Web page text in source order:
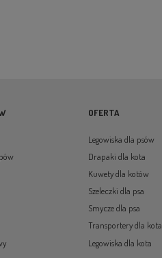
OFERTA
Legowiska dla psów
Drapaki dla kota
Kuwety dla kotów
Szeleczki dla psa
Smycze dla psa
Transportery dla kota
Legowiska dla kota